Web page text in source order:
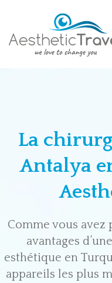
La
Antalya
Comme vous avez
avantages
esthétique en
appareils les plus